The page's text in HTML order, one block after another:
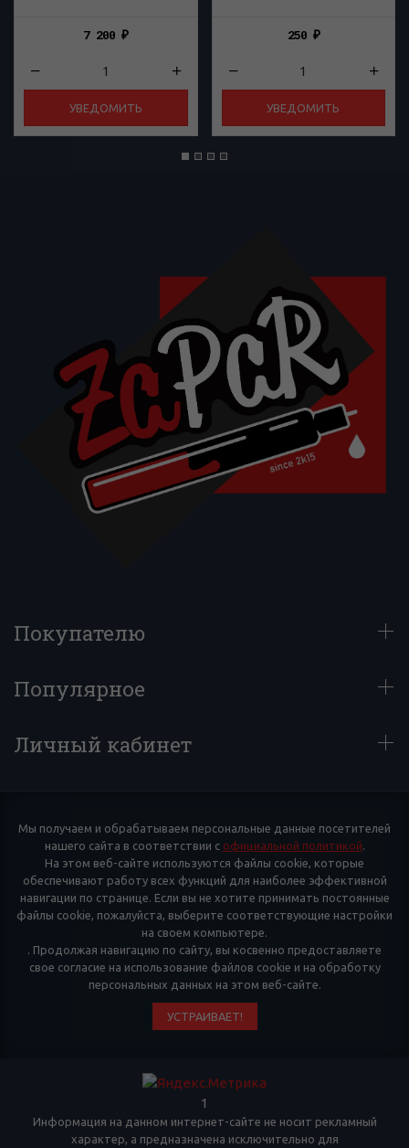
7 200₽
УВЕДОМИТЬ
250 ₽
УВЕДОМИТЬ
Покупателю
Популярное
Личный кабинет
Мы получаем и обрабатываем персональные данные посетителей
нашего сайта в соответствии с официальной политикой.
На этом веб-сайте используются файлы cookie, которые
обеспечивают работу всех функций для наиболее эффективной
навигации по странице. Если вы не хотите принимать постоянные
файлы cookie, пожалуйста, выберите соответствующие настройки
на своем компьютере.
. Продолжая навигацию по сайту, вы косвенно предоставляете
свое согласие на использование файлов cookie и на обработку
персональных данных на этом веб-сайте.
УСТРАИВАЕТ!
1
Информация на данном интернет-сайте не носит рекламный
характер, а предназначена исключительно для